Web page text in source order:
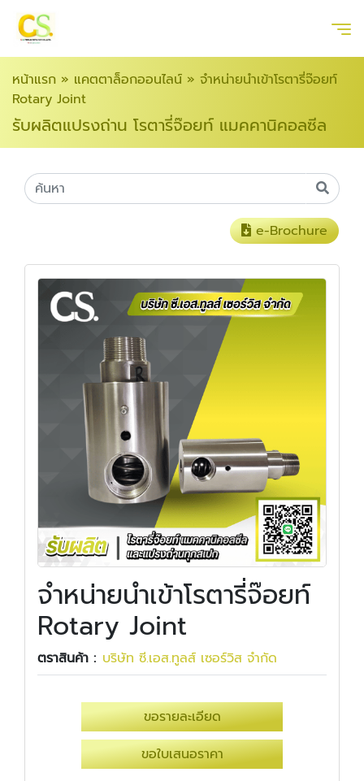
หน้าแรก » แคตตาล็อกออนไลน์ » จำหน่ายนำเข้าโรตารี่จ๊อยท์
Rotary Joint
รับผลิตแปรงถ่าน โรตารี่จ๊อยท์ แมคคานิคอลซีล
e-Brochure
จำหน่ายนำเข้าโรตารี่จ๊อยท์
Rotary Joint
ตราสินค้า : บริษัท ซี.เอส.ทูลส์ เซอร์วิส จำกัด
ขอรายละเอียด
ขอใบเสนอราคา